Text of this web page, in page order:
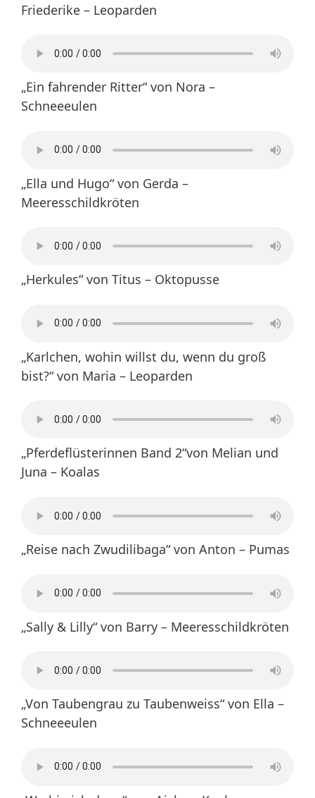
Friederike – Leoparden
„Ein fahrender Ritter“ von Nora –
Schneeeulen
„Ella und Hugo“ von Gerda –
Meeresschildkröten
„Herkules“ von Titus – Oktopusse
„Karlchen, wohin willst du, wenn du groß
bist?“ von Maria – Leoparden
„Pferdeflüsterinnen Band 2“von Melian und
Juna – Koalas
„Reise nach Zwudilibaga“ von Anton – Pumas
„Sally & Lilly“ von Barry – Meeresschildkröten
„Von Taubengrau zu Taubenweiss“ von Ella –
Schneeeulen